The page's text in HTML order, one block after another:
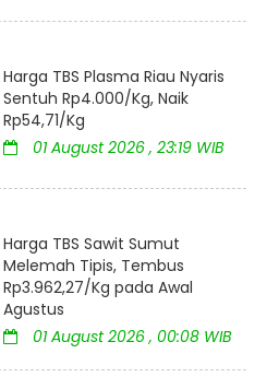
Harga TBS Plasma Riau Nyaris
Sentuh Rp4.000/Kg, Naik
Rp54,71/Kg
01 August 2026 , 23:19 WIB
Harga TBS Sawit Sumut
Melemah Tipis, Tembus
Rp3.962,27/Kg pada Awal
Agustus
01 August 2026 , 00:08 WIB